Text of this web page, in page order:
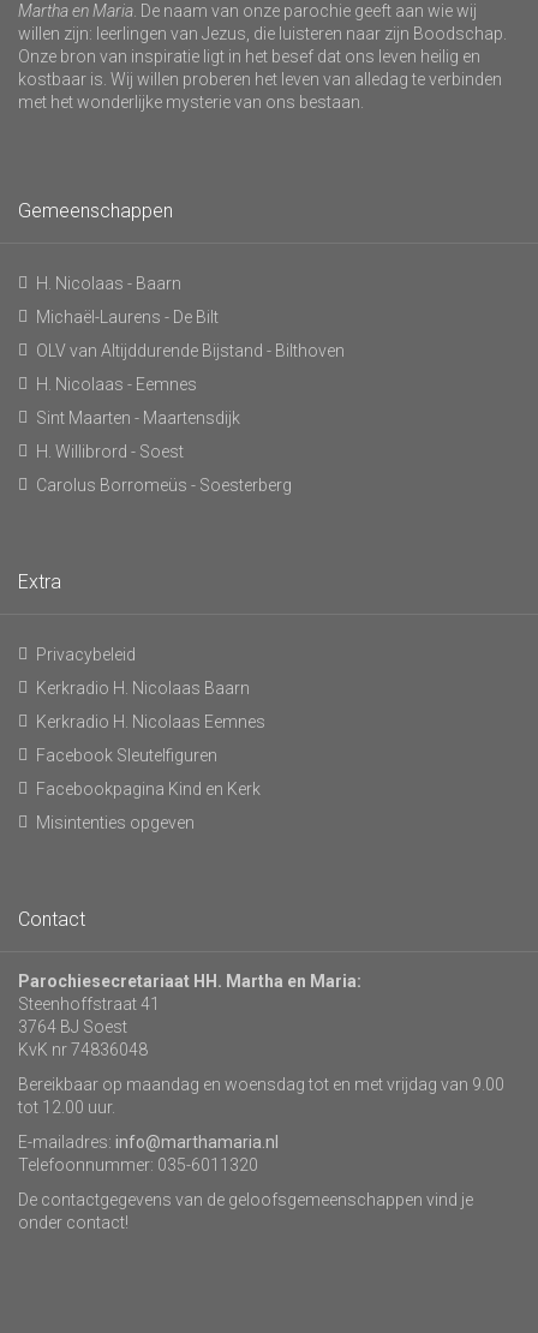
Martha en Maria . De naam van onze parochie geeft aan wie wij
willen zijn: leerlingen van Jezus, die luisteren naar zijn Boodschap.
Onze bron van inspiratie ligt in het besef dat ons leven heilig en
kostbaar is. Wij willen proberen het leven van alledag te verbinden
met het wonderlijke mysterie van ons bestaan.
Gemeenschappen
H. Nicolaas - Baarn
Michaël-Laurens - De Bilt
OLV van Altijddurende Bijstand - Bilthoven
H. Nicolaas - Eemnes
Sint Maarten - Maartensdijk
H. Willibrord - Soest
Carolus Borromeüs - Soesterberg
Extra
Privacybeleid
Kerkradio H. Nicolaas Baarn
Kerkradio H. Nicolaas Eemnes
Facebook Sleutelfiguren
Facebookpagina Kind en Kerk
Misintenties opgeven
Contact
Parochiesecretariaat HH. Martha en Maria:
Steenhoffstraat 41
3764 BJ Soest
KvK nr 74836048
Bereikbaar op maandag en woensdag tot en met vrijdag van 9.00
tot 12.00 uur.
E-mailadres: info@marthamaria.nl
Telefoonnummer: 035-6011320
De contactgegevens van de geloofsgemeenschappen vind je
onder contact!